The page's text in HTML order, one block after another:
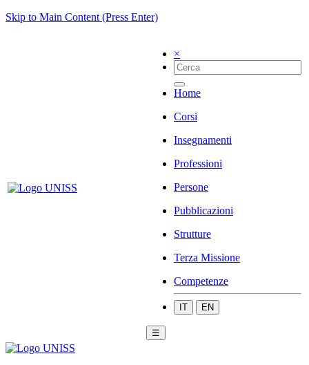
Skip to Main Content (Press Enter)
×
Home
Corsi
Insegnamenti
Professioni
Persone
Pubblicazioni
Strutture
Terza Missione
Competenze
IT EN
☰